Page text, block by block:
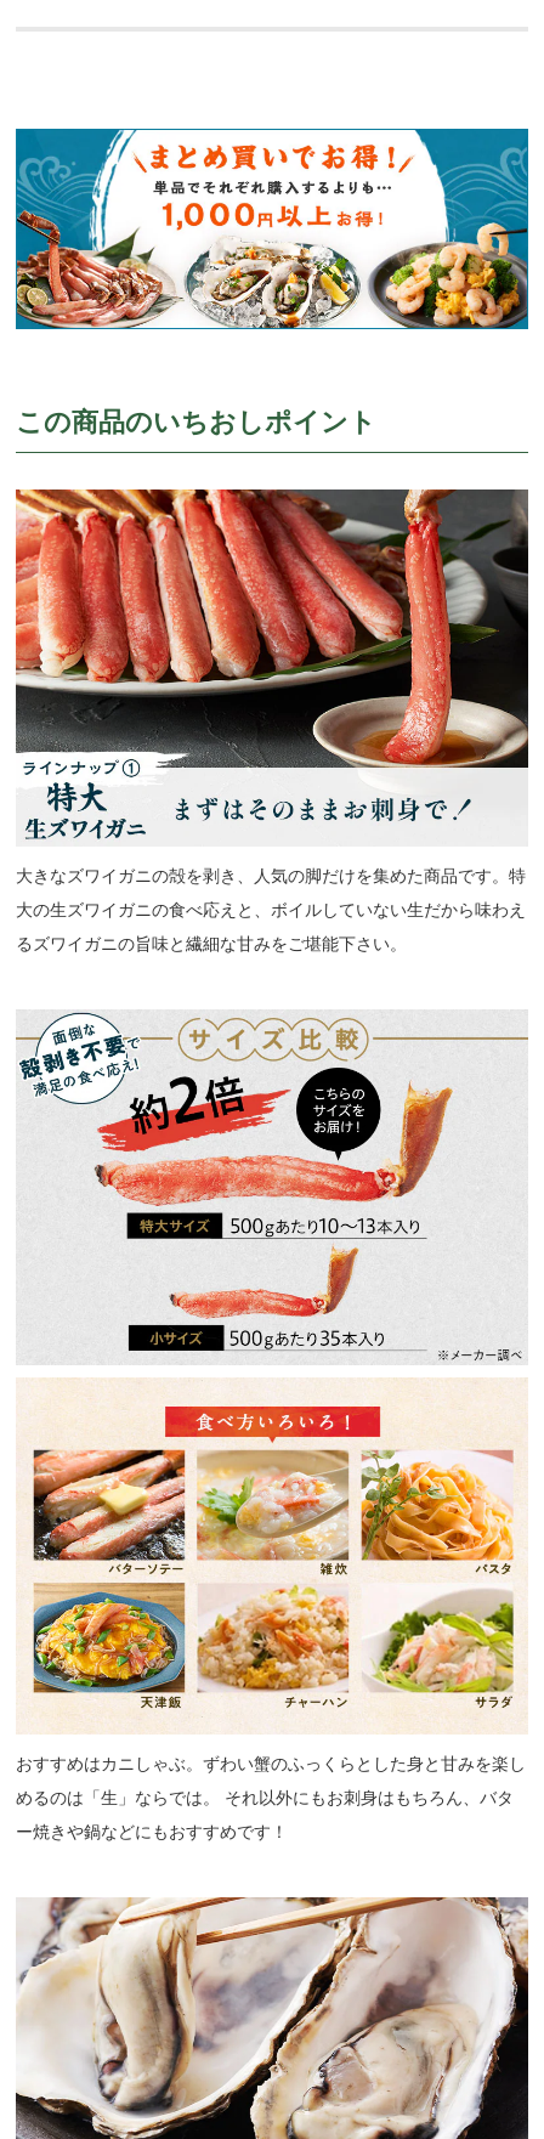
この商品のいちおしポイント
大きなズワイガニの殻を剥き、人気の脚だけを集めた商品です。特
大の生ズワイガニの食べ応えと、ボイルしていない生だから味わえ
るズワイガニの旨味と繊細な甘みをご堪能下さい。
おすすめはカニしゃぶ。ずわい蟹のふっくらとした身と甘みを楽し
めるのは「生」ならでは。 それ以外にもお刺身はもちろん、バタ
ー焼きや鍋などにもおすすめです！